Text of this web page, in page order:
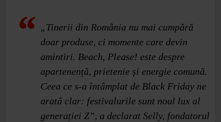
„Tinerii din România nu mai cumpără
doar produse, ci momente care devin
amintiri. Beach, Please! este despre
apartenență, prietenie și energie comună.
Ceea ce s-a întâmplat de Black Friday ne
arată clar: festivalurile sunt noul lux al
generației Z”, a declarat Selly, fondatorul